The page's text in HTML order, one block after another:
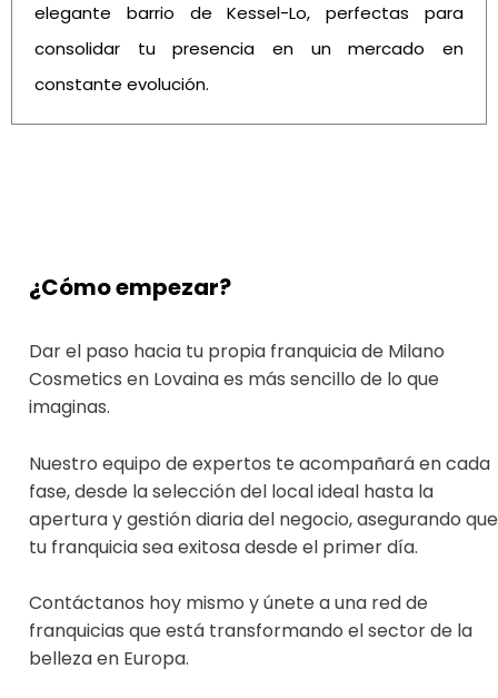
elegante barrio de Kessel-Lo, perfectas para
consolidar tu presencia en un mercado en
constante evolución.
¿Cómo empezar?
Dar el paso hacia tu propia franquicia de Milano
Cosmetics en Lovaina es más sencillo de lo que
imaginas.
Nuestro equipo de expertos te acompañará en cada
fase, desde la selección del local ideal hasta la
apertura y gestión diaria del negocio, asegurando que
tu franquicia sea exitosa desde el primer día.
Contáctanos hoy mismo y únete a una red de
franquicias que está transformando el sector de la
belleza en Europa.